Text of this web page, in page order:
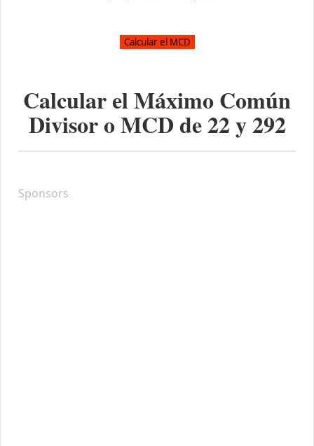
Calcular el Máximo Común
Divisor o MCD de22y292
Sponsors